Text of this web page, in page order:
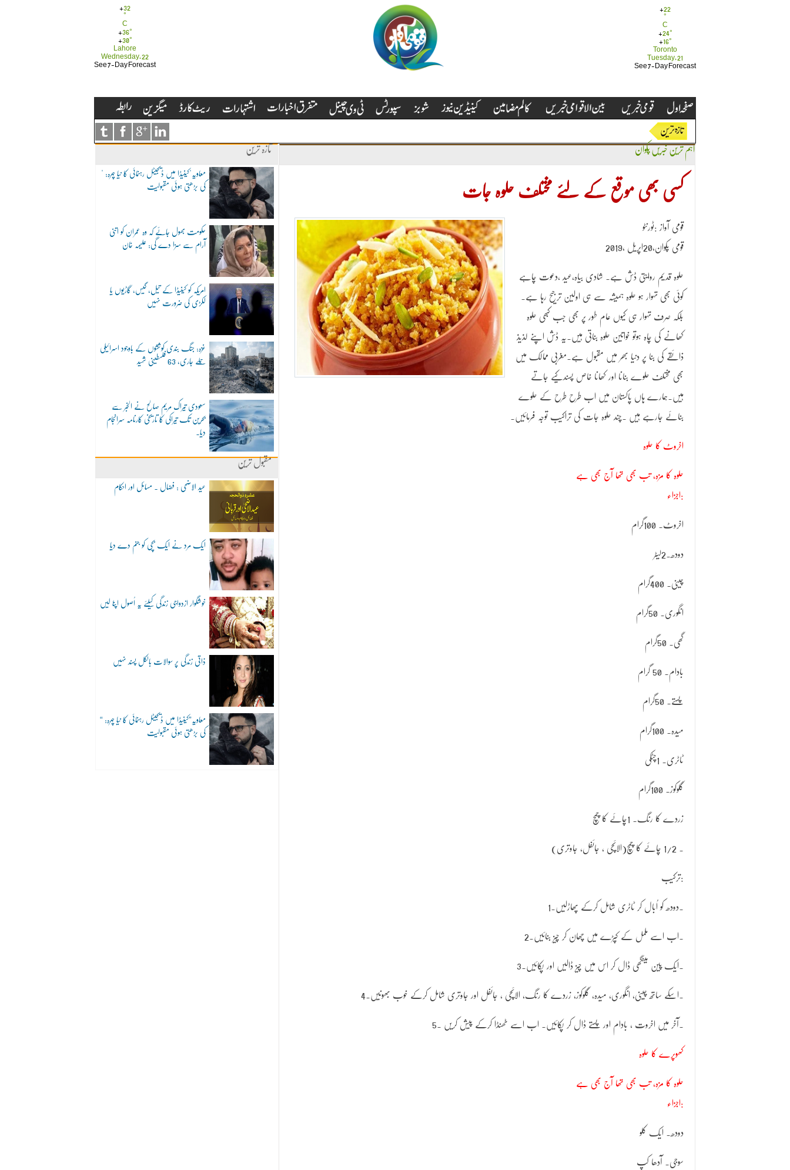
+22
°
C
+24°
+ 16°
Toronto
Tuesday, 21
See 7-Day Forecast
+32
°
C
+36°
+30°
Lahore
Wednesday, 22
See 7-Day Forecast
تازہ ترین
"معاویہ"کینیڈا میں ڈیجیٹل رہنمائی کا نیا چہرہ:
کی بڑھتی ہوئی مقبولیت
حکومت بھول جائے کہ وہ عمران کو اتنی
آرام سے سزا دے گی: علیمہ خان
امریکہ کو کینیڈا کے تیل، گیس، گاڑیوں یا
لکڑی کی ضرورت نہیں
غزہ: جنگ بندی کوششوں کے باوجود اسرائیلی
حملے جاری، 63 فلسطینی شہید
سعودی تیراک مریم صالح نے الخبر سے
بحرین تک تیراکی کا تاریخی کارنامہ سرانجام
دیا۔
مقبول ترین
عید الاضحی : فضال ۔ مسائل اور احکام
ایک مرد نے ایک بچی کو جنم دے دیا
خوشگوار ازدواجی زندگی کیلئے یہ اُصول اپنا لیں
ذاتی زندگی پر سوالات بالکل پسند نہیں
“معاویہ”کینیڈا میں ڈیجیٹل رہنمائی کا نیا چہرہ:
کی بڑھتی ہوئی مقبولیت
اہم ترین خبریں پکوان
کسی بھی موقع کے لئے مختلف حلوہ جات
قومی آواز :ٹورنٹو
قومی پکوان،20اپریل ،2019
حلوہ قدیم روایتی ڈش ہے۔ شادی بیاہ،عید ،دعوت چاہے
کوئی بھی تہوار ہو حلوہ ہمیشہ سے ہی اولین ترجیح رہا ہے۔
بلکہ صرف تہوار ہی کیوں عام طور پر بھی جب کبھی حلوہ
کھانے کی چاہ ہوتو خواتین حلوہ بناتی ہیں۔یہ ڈش اپنے لذیذ
ذائقے کی بنا پر دنیا بھر میں مقبول ہے۔مغربی ممالک میں
بھی مختلف حلوے بنانا اور کھانا خاص پسندکیے جاتے
ہیں۔ہمارے ہاں پاکستان میں اب طرح طرح کے حلوے
بنائے جارہے ہیں ۔چند حلوہ جات کی تراکیب توجہ فرمائیں۔
اخروٹ کا حلوہ
حلوہ کا مزہ، تب بھی تھا آج بھی ہے
اجزاء:
اخروٹ۔ 100گرام
دودھ۔2لیٹر
چینی۔ 400گرام
انگوری۔ 50گرام
گھی۔ 50گرام
بادام۔ 50 گرام
پستے۔ 50گرام
میدہ۔ 100گرام
ٹاٹری۔ 1چٹکی
گلوکوز۔ 100گرام
زردے کا رنگ۔ 1چائے کا چمچ
ترکیب:
1۔دودھ کو اُبال کر ٹاٹری شامل کرکے پھاڑلیں۔
2۔اب اسے ململ کے کپڑے میں چھان کر چیز بنائیں۔
3۔ایک پین میںگھی ڈال کر اس میں چیز ڈالیں اور پکائیں۔
4۔اسکے ساتھ چینی، انگوری، میدہ، گلوکوز، زردے کا رنگ، الائچی ، جائفل اور جاوتری شامل کرکے خوب بھونیں۔
5۔آخر میں اخروت ، بادام اور پستے ڈال کر پکائیں۔ اب اسے ٹھنڈا کرکے پیش کریں ۔
کھوپرے کا حلوہ
حلوہ کا مزہ، تب بھی تھا آج بھی ہے
اجزاء:
دودھ۔ ایک کلو
سوجی۔ آدھا کپ